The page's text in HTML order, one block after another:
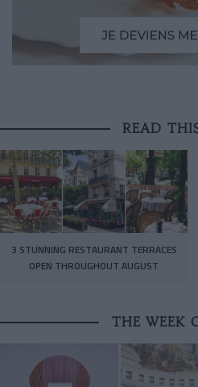
READ
3 STUNNING RESTAURANT TERRACES
OPEN THROUGHOUT AUGUST
THE WEEK